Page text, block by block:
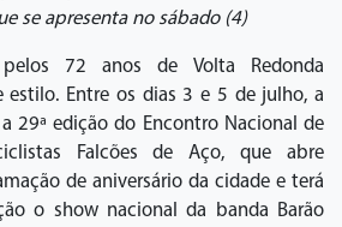
se apresenta no sábado (4)
pelos 72 anos de Volta Redonda
estilo. Entre os dias 3 e 5 de julho, a
a 29ª edição do Encontro Nacional de
Falcões de Aço, que abre
de aniversário da cidade e terá
o show nacional da banda Barão